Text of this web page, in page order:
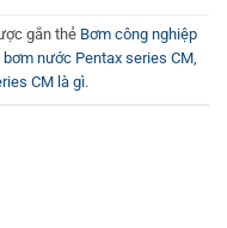
gắn thẻ Bơm công nghiệp
bơm nước Pentax series CM,
CM là gì.